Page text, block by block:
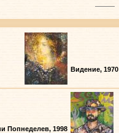
Видение, 1970
Попнеделев, 1998